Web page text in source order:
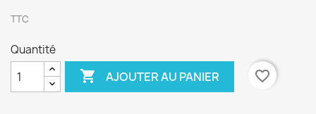
TTC
Quantité
 AJOUTER AU PANIER favorite_border